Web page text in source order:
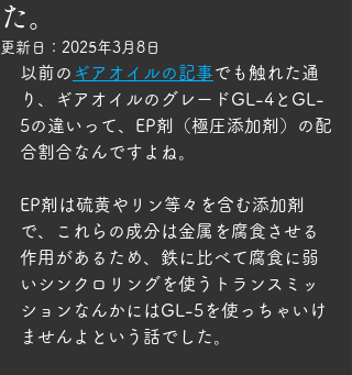
た。
更新日： 2025年3月8日
以前の ギアオイルの記事でも触れた通
り、ギアオイルのグレードGL-4とGL-
5の違いって、EP剤（極圧添加剤）の配
合割合なんですよね。
EP剤は硫黄やリン等々を含む添加剤
で、これらの成分は金属を腐食させる
作用があるため、鉄に比べて腐食に弱
いシンクロリングを使うトランスミッ
ションなんかにはGL-5を使っちゃいけ
ませんよという話でした。